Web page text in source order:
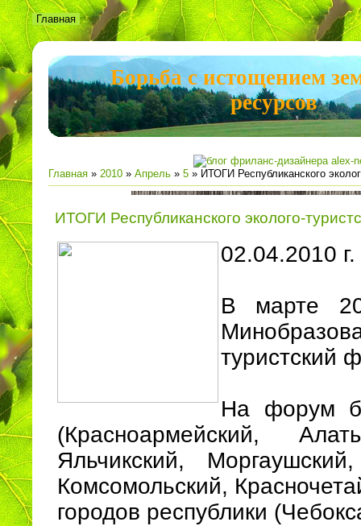
Борьба с истощением
ресурсов
Главная
Главная » 2010 » Апрель » 5 » ИТОГИ Республиканского
ИТОГИ Республиканского эколого-
02.04.2010 г.
В марте
туристский
На форум
(Красноармейский,
Яльчикский,
Комсомольский,
городов республики